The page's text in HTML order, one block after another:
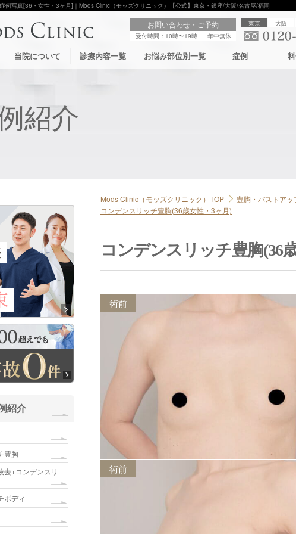
例写真[36・女性・3ヶ月]｜Mods Clinic（モッズクリニック）【公式】東京・銀座/大阪/名古屋/福岡
お問い合わせ・ご予約
受付時間：10時〜19時 年中無休
東京 大阪
当院について 診療内容一覧 お悩み部位別一覧 症例
紹介
Mods Clinic（モッズクリニック）TOP 豊胸・バストアッ
コンデンスリッチ豊胸(36歳女性・3ヶ月)
コンデンスリッチ豊胸(36
術前
術前
紹介
豊胸
去+コンデンスリ
ボディ